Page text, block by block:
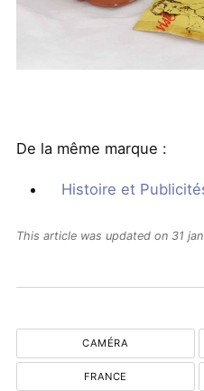
De la même marque :
Histoire et
This article was updated on 31
CAMÉRA
FRANCE